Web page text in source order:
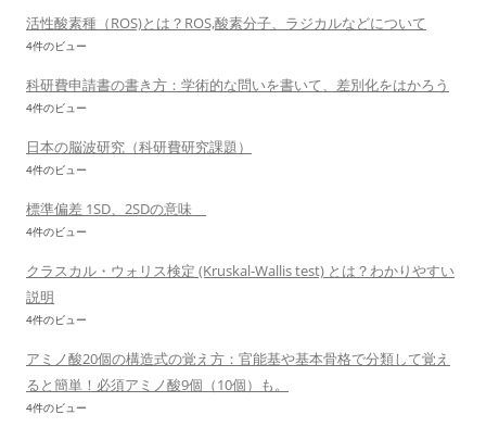
活性酸素種（ROS)とは？ROS,酸素分子、ラジカルなどについて
4件のビュー
科研費申請書の書き方：学術的な問いを書いて、差別化をはかろう
4件のビュー
日本の脳波研究（科研費研究課題）
4件のビュー
標準偏差 1SD、2SDの意味
4件のビュー
クラスカル・ウォリス検定 (Kruskal-Wallis test) とは？わかりやすい
説明
4件のビュー
アミノ酸20個の構造式の覚え方：官能基や基本骨格で分類して覚え
ると簡単！必須アミノ酸9個（10個）も。
4件のビュー